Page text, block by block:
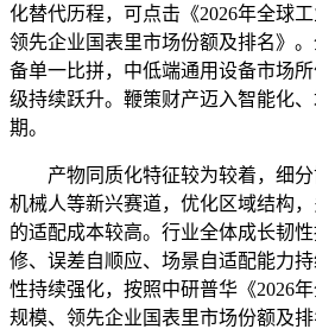
化替代历程，可点击《2026年全球
领先企业国表里市场份额及排名》
备单一比拼，中低端通用设备市场
级持续跃升。鞭策财产迈入智能化
期。
产物同质化特征较为较着，细分
机械人等新兴赛道，优化区域结构
的适配成本较高。行业全体成长韧
修、误差自顺应、场景自适配能力
性持续强化，按照中研普华《2026
规模、领先企业国表里市场份额及排